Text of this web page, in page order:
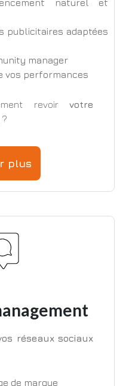
naturel et
publicitaires adaptées
manager
vos performances
revoirvotre
?
plus
réseaux sociaux
de marque